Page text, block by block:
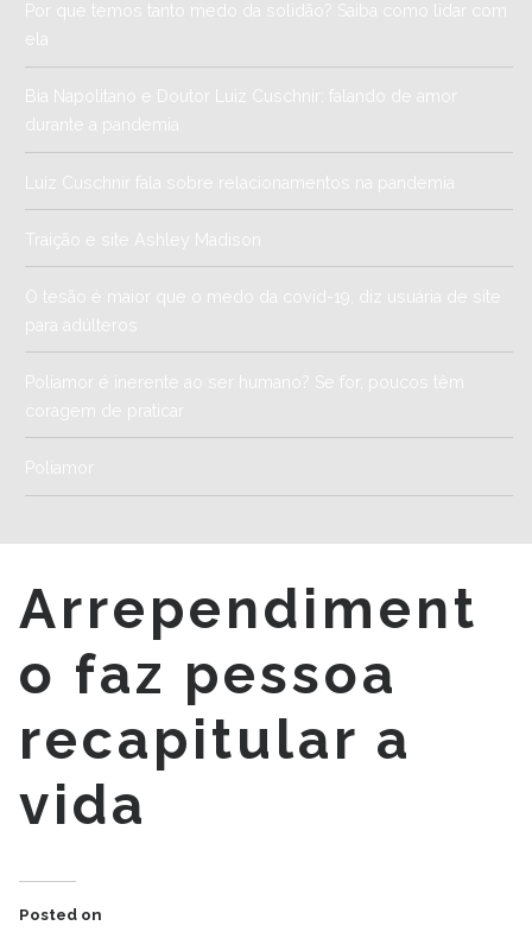
Por que temos tanto medo da solidão? Saiba como lidar com
ela
Bia Napolitano e Doutor Luiz Cuschnir: falando de amor
durante a pandemia
Luiz Cuschnir fala sobre relacionamentos na pandemia
Traição e site Ashley Madison
O tesão é maior que o medo da covid-19, diz usuária de site
para adúlteros
Poliamor é inerente ao ser humano? Se for, poucos têm
coragem de praticar
Poliamor
Arrependiment
o faz pessoa
recapitular a
vida
Posted on